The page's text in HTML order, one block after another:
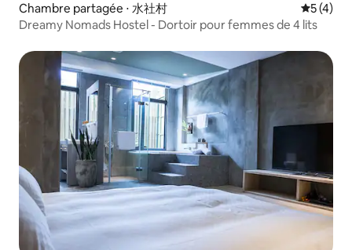
Chambre partagée ⋅ 水社村
5 (4)
Dreamy Nomads Hostel - Dortoir pour femmes de 4 lits